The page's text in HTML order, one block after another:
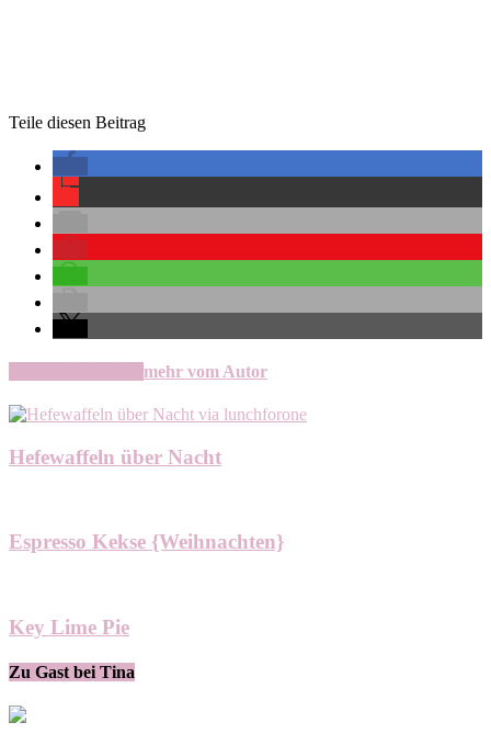
Teile diesen Beitrag
mehr vom Autor
Hefewaffeln über Nacht
Espresso Kekse {Weihnachten}
Key Lime Pie
Zu Gast bei Tina